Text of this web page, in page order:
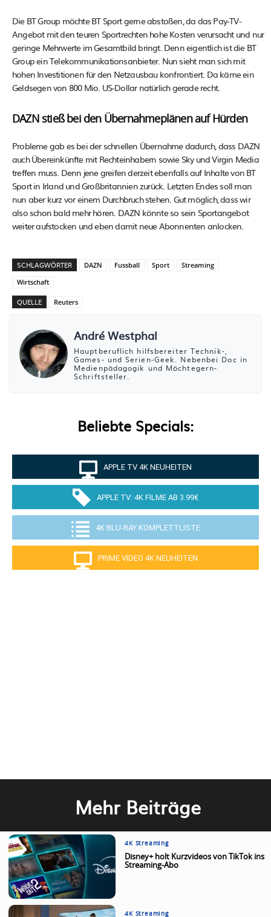
Die BT Group möchte BT Sport gerne abstoßen, da das Pay-TV-
Angebot mit den teuren Sportrechten hohe Kosten verursacht und nur
geringe Mehrwerte im Gesamtbild bringt. Denn eigentlich ist die BT
Group ein Telekommunikationsanbieter. Nun sieht man sich mit
hohen Investitionen für den Netzausbau konfrontiert. Da käme ein
Geldsegen von 800 Mio. US-Dollar natürlich gerade recht.
DAZN stieß bei den Übernahmeplänen auf Hürden
Probleme gab es bei der schnellen Übernahme dadurch, dass DAZN
auch Übereinkünfte mit Rechteinhabern sowie Sky und Virgin Media
treffen muss. Denn jene greifen derzeit ebenfalls auf Inhalte von BT
Sport in Irland und Großbritannien zurück. Letzten Endes soll man
nun aber kurz vor einem Durchbruch stehen. Gut möglich, dass wir
also schon bald mehr hören. DAZN könnte so sein Sportangebot
weiter aufstocken und eben damit neue Abonnenten anlocken.
SCHLAGWÖRTER DAZN Fussball Sport
Streaming
Wirtschaft
QUELLE Reuters
André Westphal
Hauptberuflich hilfsbereiter Technik-,
Games- und Serien-Geek. Nebenbei Doc in
Medienpädagogik und Möchtegern-
Schriftsteller.
Beliebte Specials:
APPLE TV 4K NEUHEITEN
APPLE TV: 4K FILME AB 3.99€
4K BLU-RAY KOMPLETTLISTE
PRIME VIDEO 4K NEUHEITEN
Mehr Beiträge
4K Streaming
Disney+ holt Kurzvideos von TikTok ins
Streaming-Abo
4K Streaming